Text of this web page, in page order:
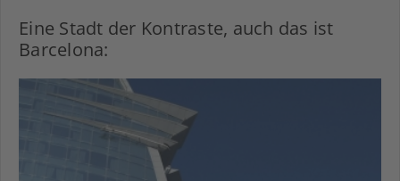
Eine Stadt der Kontraste, auch das ist
Barcelona: